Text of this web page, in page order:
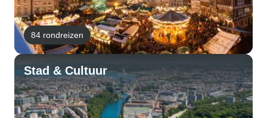
84 rondreizen
Stad & Cultuur